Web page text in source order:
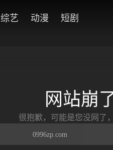
综艺 动漫 短剧
网站崩
很抱歉，可能是您没网了
0996zp.com